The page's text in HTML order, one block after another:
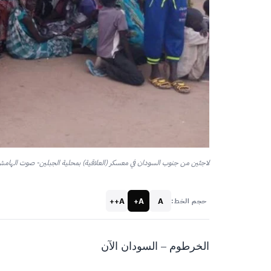
لاجئين من جنوب السودان في معسكر (العلاقية) بمحلية الجبلين- صوت
حجم الخط: A
A+
A++
الخرطوم – السودان الآن